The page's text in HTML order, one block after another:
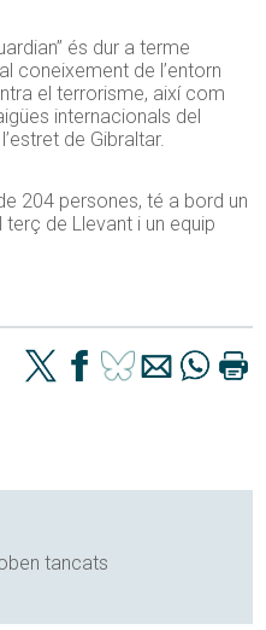
és dur a terme
coneixement de l’entorn
el terrorisme, així com
internacionals del
de Gibraltar.
204 persones, té a bord un
de Llevant i un equip
tancats